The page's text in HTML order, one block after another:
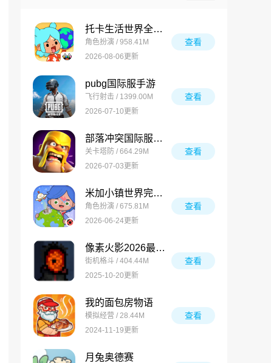
托卡生活世界全解锁版
角色扮演 / 958.41M
2026-08-06更新
查看
pubg国际服手游
飞行射击 / 1399.00M
2026-07-10更新
查看
部落冲突国际服最新版
关卡塔防 / 664.29M
2026-07-03更新
查看
米加小镇世界完整版
角色扮演 / 675.81M
2026-06-24更新
查看
像素火影2026最新版
街机格斗 / 404.44M
2025-10-20更新
查看
我的面包房物语
模拟经营 / 28.44M
2024-11-19更新
查看
月兔奥德赛